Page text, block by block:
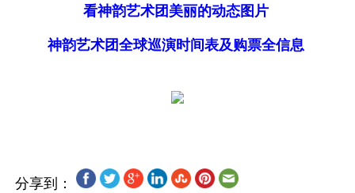
看神韵艺术团美丽的动态图片
神韵艺术团全球巡演时间表及购票全信息
分享到：